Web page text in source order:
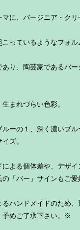
マに、バージニア・ク
っているようなフォル
あり、陶芸家であるバ
まれづらい色彩。
ーの１、深く濃いブル
ズ。
よる個体差や、デザイ
「バー」サインもご愛
ハンドメイドのため
予めご了承下さい。※